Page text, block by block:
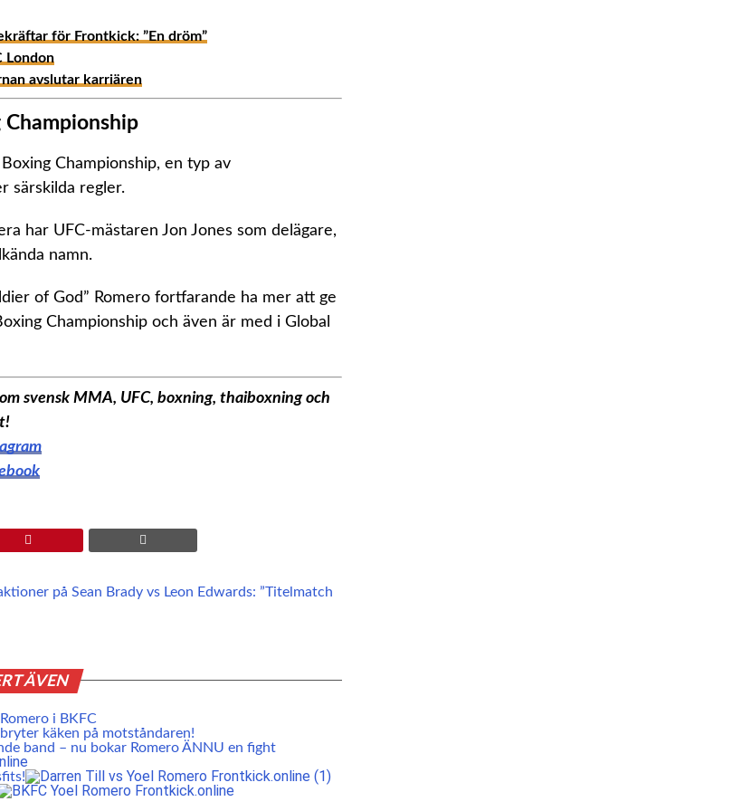
för Frontkick: ”En dröm”
London
avslutar karriären
Championship, en typ av
särskilda regler.
har UFC-mästaren Jon Jones som delägare,
namn.
of God” Romero fortfarande ha mer att ge
Championship och även är med i Global
svensk MMA, UFC, boxning, thaiboxning och
på Sean Brady vs Leon Edwards: ”Titelmatch
ÄVEN
i BKFC
käken på motståndaren!
band – nu bokar Romero ÄNNU en fight